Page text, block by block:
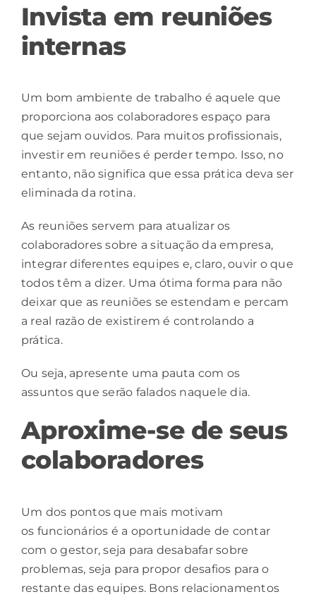
Invista em reuniões
internas
Um bom ambiente de trabalho é aquele que
proporciona aos colaboradores espaço para
que sejam ouvidos. Para muitos profissionais,
investir em reuniões é perder tempo. Isso, no
entanto, não significa que essa prática deva ser
eliminada da rotina.
As reuniões servem para atualizar os
colaboradores sobre a situação da empresa,
integrar diferentes equipes e, claro, ouvir o que
todos têm a dizer. Uma ótima forma para não
deixar que as reuniões se estendam e percam
a real razão de existirem é controlando a
prática.
Ou seja, apresente uma pauta com os
assuntos que serão falados naquele dia.
Aproxime-se de seus
colaboradores
Um dos pontos que mais motivam
os funcionários é a oportunidade de contar
com o gestor, seja para desabafar sobre
problemas, seja para propor desafios para o
restante das equipes. Bons relacionamentos